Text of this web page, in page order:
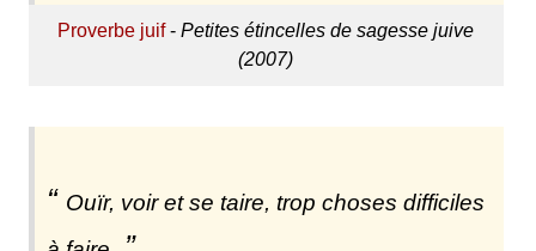
Proverbe juif-Petites étincelles de sagesse juive
(2007)
Ouïr, voir et se taire, trop choses difficiles